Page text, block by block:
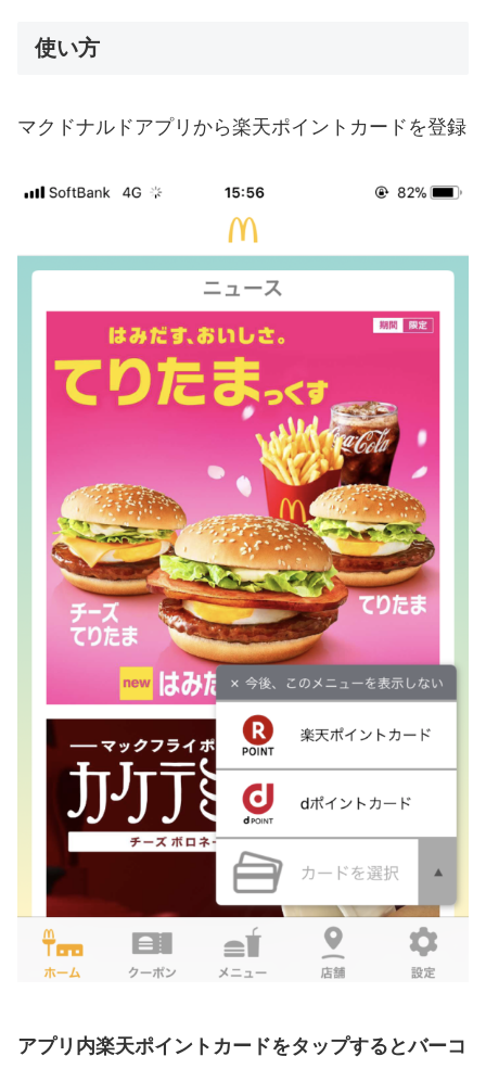
使い方
マクドナルドアプリから楽天ポイントカードを登録
アプリ内楽天ポイントカードをタップするとバーコ